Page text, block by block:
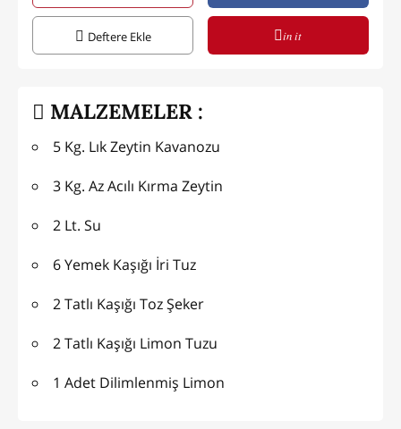
Deftere Ekle in it
MALZEMELER :
5 Kg. Lık Zeytin Kavanozu
3 Kg. Az Acılı Kırma Zeytin
2 Lt. Su
6 Yemek Kaşığı İri Tuz
2 Tatlı Kaşığı Toz Şeker
2 Tatlı Kaşığı Limon Tuzu
1 Adet Dilimlenmiş Limon